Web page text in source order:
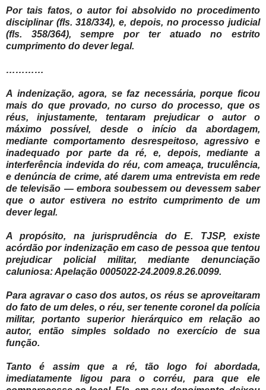
Por tais fatos, o autor foi absolvido no procedimento
disciplinar (fls. 318/334), e, depois, no processo judicial
(fls. 358/364), sempre por ter atuado no estrito
cumprimento do dever legal.
…………
A indenização, agora, se faz necessária, porque ficou
mais do que provado, no curso do processo, que os
réus, injustamente, tentaram prejudicar o autor o
máximo possível, desde o início da abordagem,
mediante comportamento desrespeitoso, agressivo e
inadequado por parte da ré, e, depois, mediante a
interferência indevida do réu, com ameaça, truculência,
e denúncia de crime, até darem uma entrevista em rede
de televisão — embora soubessem ou devessem saber
que o autor estivera no estrito cumprimento de um
dever legal.
A propósito, na jurisprudência do E. TJSP, existe
acórdão por indenização em caso de pessoa que tentou
prejudicar policial militar, mediante denunciação
caluniosa: Apelação 0005022-24.2009.8.26.0099.
Para agravar o caso dos autos, os réus se aproveitaram
do fato de um deles, o réu, ser tenente coronel da polícia
militar, portanto superior hierárquico em relação ao
autor, então simples soldado no exercício de sua
função.
Tanto é assim que a ré, tão logo foi abordada,
imediatamente ligou para o corréu, para que ele